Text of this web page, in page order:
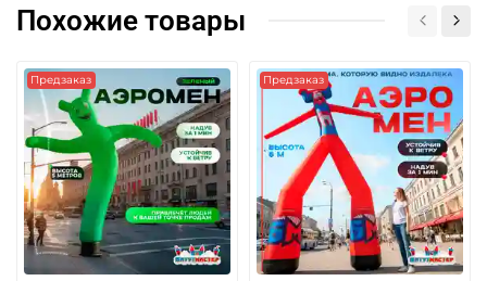
Похожие товары
Предзаказ Предзаказ